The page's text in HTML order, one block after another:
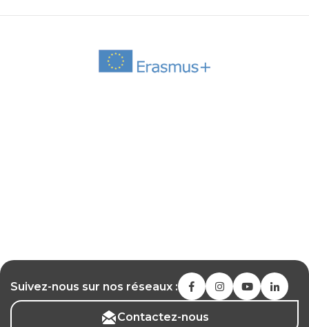
Suivez-nous sur nos réseaux :
Contactez-nous